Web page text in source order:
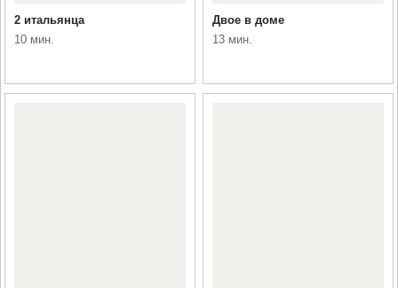
2 итальянца
10 мин.
Двое в доме
13 мин.